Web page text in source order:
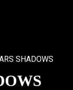
SHADOWS